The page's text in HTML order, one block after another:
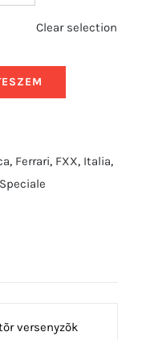
Clear selection
, Ferrari, FXX, Italia,
Speciale
versenyzõk